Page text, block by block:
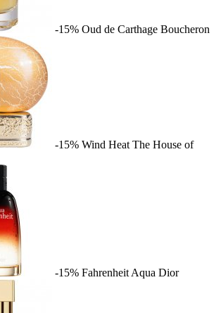
-15% Oud de Carthage Boucheron
-15% Wind Heat The House of
-15% Fahrenheit Aqua Dior